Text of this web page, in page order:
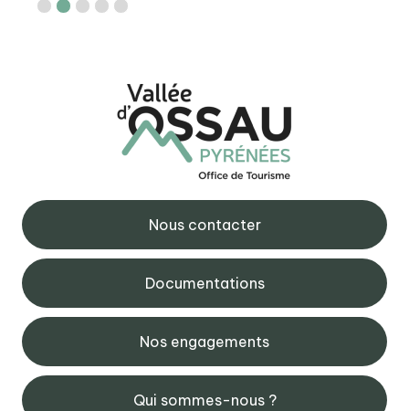
Nous contacter
Documentations
Nos engagements
Qui sommes-nous ?